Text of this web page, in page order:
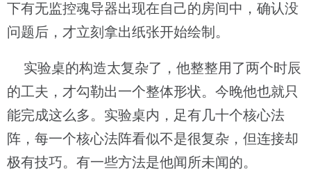
下有无监控魂导器出现在自己的房间中，确认没
问题后，才立刻拿出纸张开始绘制。
实验桌的构造太复杂了，他整整用了两个时辰
的工夫，才勾勒出一个整体形状。今晚他也就只
能完成这么多。实验桌内，足有几十个核心法
阵，每一个核心法阵看似不是很复杂，但连接却
极有技巧。有一些方法是他闻所未闻的。